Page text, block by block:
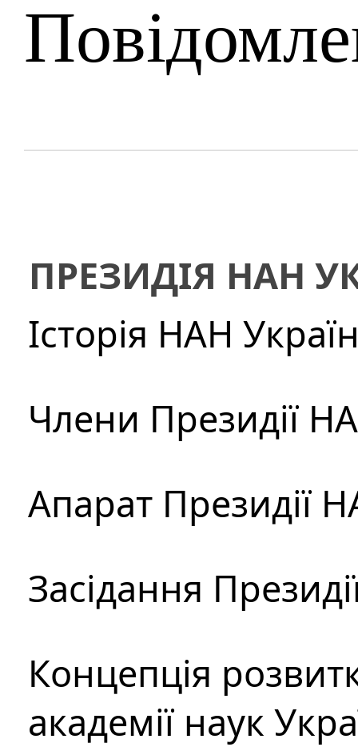
ПРЕЗИДІЯ НАН
Історія НАН
Члени Президії
Апарат Президії
Засідання
Концепція
академії наук